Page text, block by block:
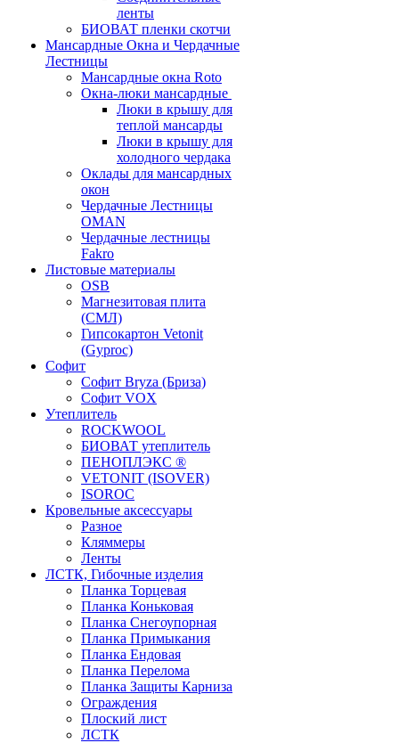
ленты
БИОВАТ пленки скотчи
Мансардные Окна и Чердачные
Лестницы
Мансардные окна Roto
Окна-люки мансардные
Люки в крышу для
теплой мансарды
Люки в крышу для
холодного чердака
Оклады для мансардных
окон
Чердачные Лестницы
OMAN
Чердачные лестницы
Fakro
Листовые материалы
OSB
Магнезитовая плита
(СМЛ)
Гипсокартон Vetonit
(Gyproc)
Софит
Софит Bryza (Бриза)
Софит VOX
Утеплитель
ROCKWOOL
БИОВАТ утеплитель
ПЕНОПЛЭКС ®
VETONIT (ISOVER)
ISOROC
Кровельные аксессуары
Разное
Кляммеры
Ленты
ЛСТК, Гибочные изделия
Планка Торцевая
Планка Коньковая
Планка Снегоупорная
Планка Примыкания
Планка Ендовая
Планка Перелома
Планка Защиты Карниза
Ограждения
Плоский лист
ЛСТК